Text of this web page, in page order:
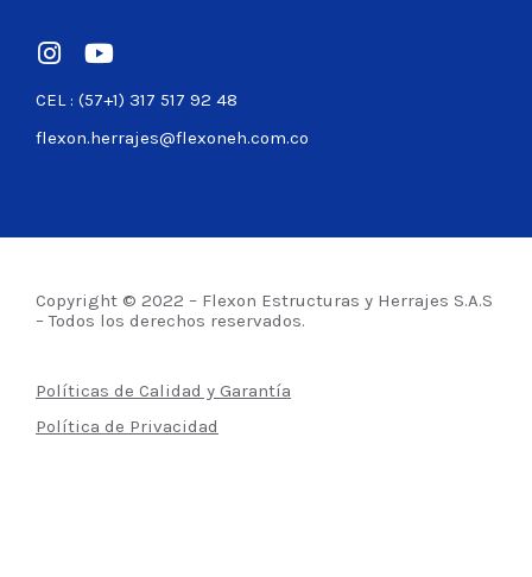
CEL : (57+1) 317 517 92 48
flexon.herrajes@flexoneh.com.co
Copyright © 2022 – Flexon Estructuras y Herrajes S.A.S
– Todos los derechos reservados.
Políticas de Calidad y Garantía
Política de Privacidad